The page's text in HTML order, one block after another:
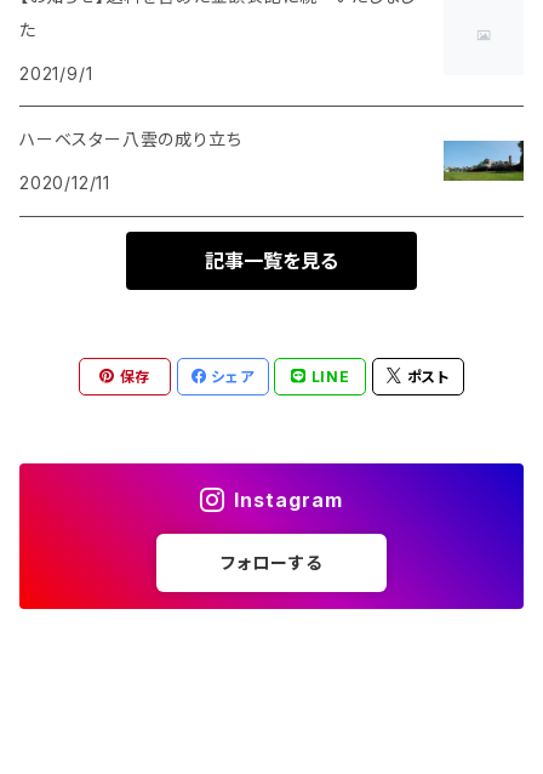
た
2021/9/1
ハーベスター八雲の成り立ち
2020/12/11
記事一覧を見る
保存 シェア LINE ポスト
Instagram
フォローする